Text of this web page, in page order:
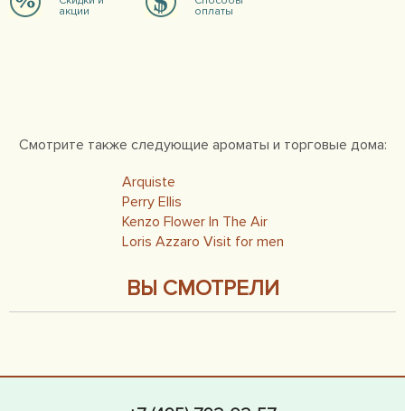
акции
оплаты
Смотрите также следующие ароматы и торговые дома:
Arquiste
Perry Ellis
Kenzo Flower In The Air
Loris Azzaro Visit for men
ВЫ СМОТРЕЛИ